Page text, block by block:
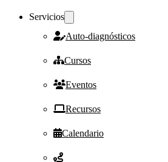
Servicios
Auto-diagnósticos
Cursos
Eventos
Recursos
Calendario